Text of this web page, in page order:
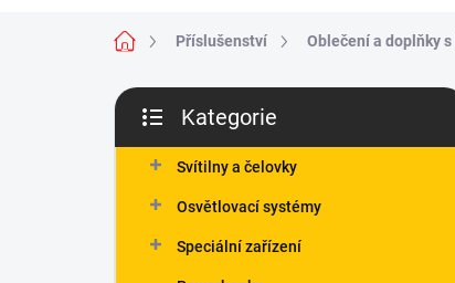
Domů Příslušenství Oblečení a doplňky
P
s
kategorie
Kategorie
Svítilny a čelovky
Osvětlovací systémy
Speciální zařízení